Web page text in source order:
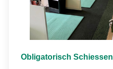
Obligatorisch Schiessen